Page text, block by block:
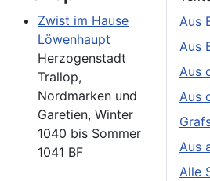
Aus
Aus
Aus
Aus
Aus
Alle
Zwist im Hause
Löwenhaupt
Herzogenstadt
Trallop,
Nordmarken und
Garetien, Winter
1040 bis Sommer
1041 BF